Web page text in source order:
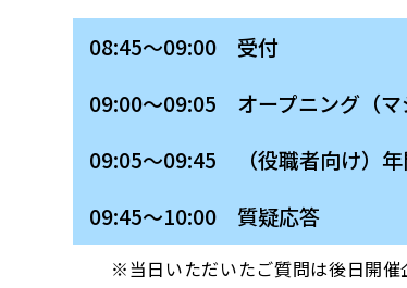
08:45～09:00 受付
09:00～09:05 オープニング（マ
09:05～09:45 （役職者向け）年
09:45～10:00 質疑応答
※当日いただいたご質問は後日開